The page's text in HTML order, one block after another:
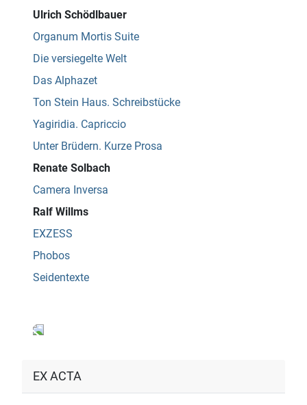
Ulrich Schödlbauer
Organum Mortis Suite
Die versiegelte Welt
Das Alphazet
Ton Stein Haus. Schreibstücke
Yagiridia. Capriccio
Unter Brüdern. Kurze Prosa
Renate Solbach
Camera Inversa
Ralf Willms
EXZESS
Phobos
Seidentexte
EX ACTA